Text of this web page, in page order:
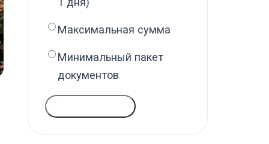
Максимальная сумма
Минимальный пакет
документов